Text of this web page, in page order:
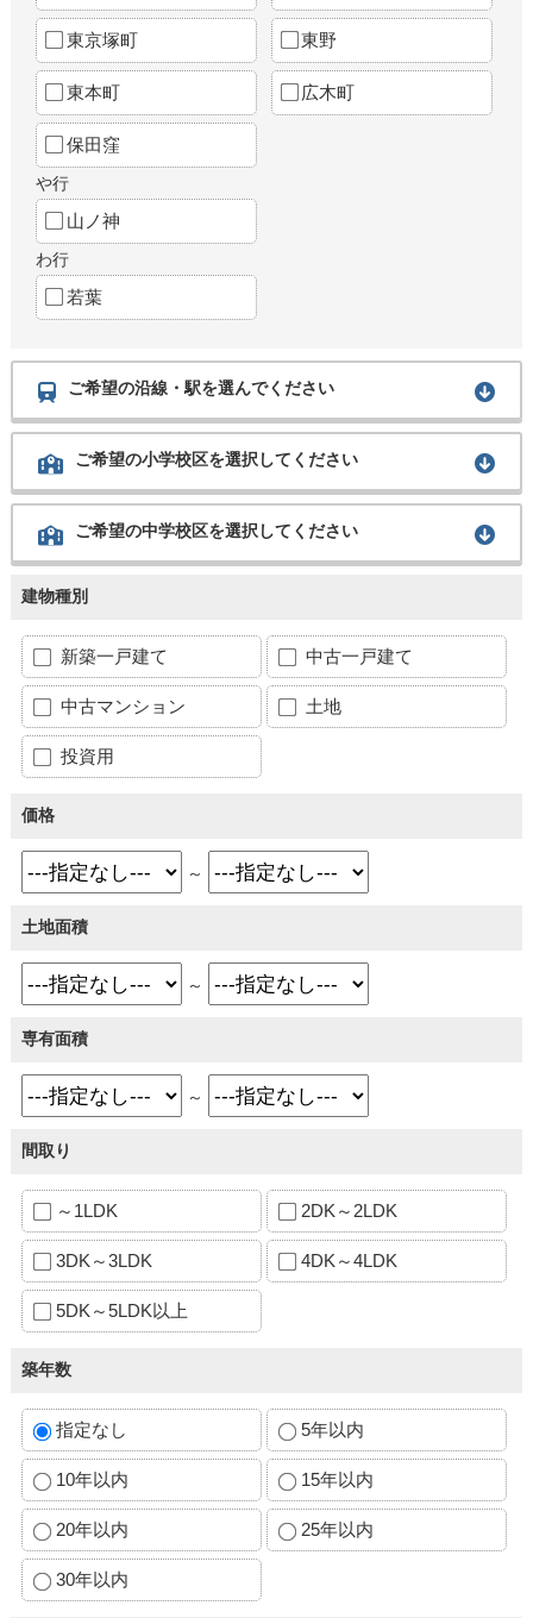
東京塚町 東野
東本町 広木町
保田窪
や行
山ノ神
わ行
若葉
ご希望の沿線・駅を選んでください
ご希望の小学校区を選択してください
ご希望の中学校区を選択してください
建物種別
新築一戸建て 中古一戸建て
中古マンション 土地
投資用
価格
～
土地面積
～
専有面積
～
間取り
～1LDK 2DK～2LDK
3DK～3LDK 4DK～4LDK
5DK～5LDK以上
築年数
指定なし 5年以内
10年以内 15年以内
20年以内 25年以内
30年以内